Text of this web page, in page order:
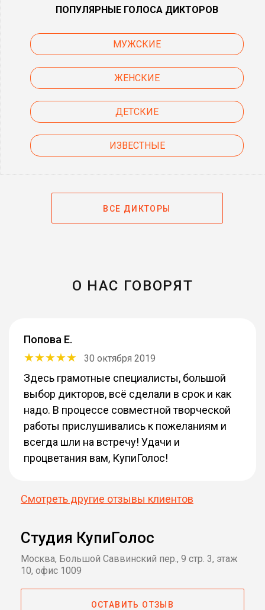
ПОПУЛЯРНЫЕ ГОЛОСА ДИКТОРОВ
МУЖСКИЕ
ЖЕНСКИЕ
ДЕТСКИЕ
ИЗВЕСТНЫЕ
ВСЕ ДИКТОРЫ
О НАС ГОВОРЯТ
Попова Е.
30 октября 2019
Здесь грамотные специалисты, большой
выбор дикторов, всё сделали в срок и как
надо. В процессе совместной творческой
работы прислушивались к пожеланиям и
всегда шли на встречу! Удачи и
процветания вам, КупиГолос!
Смотреть другие отзывы клиентов
Студия КупиГолос
Москва, Большой Саввинский пер., 9 стр. 3, этаж
10, офис 1009
ОСТАВИТЬ ОТЗЫВ